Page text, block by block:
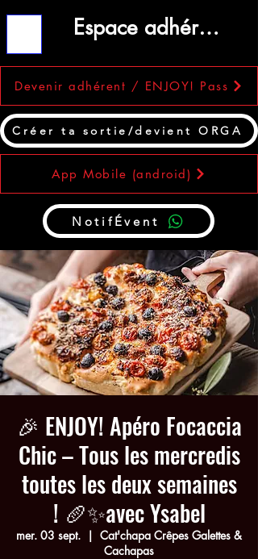
Devenir adhérent / ENJOY! Pass
Créer ta sortie/devient ORGA
Espace adhérent
NotifÉvent
App Mobile (android)
🎉 ENJOY! Apéro Focaccia
Chic – Tous les mercredis
toutes les deux semaines
! 🥖✨avec Ysabel
mer. 03 sept.
  |
Cat'chapa Crêpes Galettes &
Cachapas